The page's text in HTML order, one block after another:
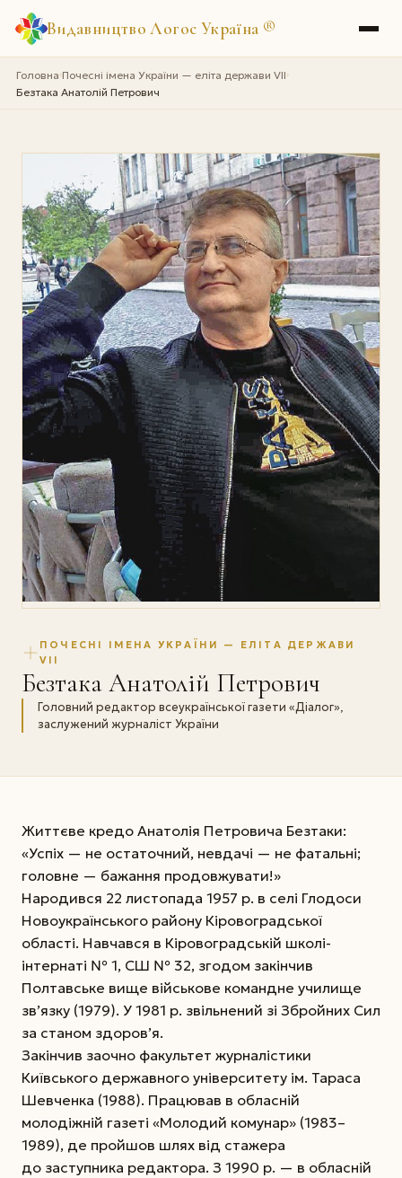
Видавництво Логос Україна ®
Головна›Почесні імена України — еліта держави VII›
Безтака Анатолій Петрович
ПОЧЕСНІ ІМЕНА УКРАЇНИ — ЕЛІТА ДЕРЖАВИ
VII
Безтака Анатолій Петрович
Головний редактор всеукраїнської газети «Діалог»,
заслужений журналіст України
Життєве кредо Анатолія Петровича Безтаки:
«Успіх — не остаточний, невдачі — не фатальні;
головне — бажання продовжувати!»
Народився 22 листопада 1957 р. в селі Глодоси
Новоукраїнського району Кіровоградської
області. Навчався в Кіровоградській школі-
інтернаті № 1, СШ № 32, згодом закінчив
Полтавське вище військове командне училище
зв’язку (1979). У 1981 р. звільнений зі Збройних Сил
за станом здоров’я.
Закінчив заочно факультет журналістики
Київського державного університету ім. Тараса
Шевченка (1988). Працював в обласній
молодіжній газеті «Молодий комунар» (1983–
1989), де пройшов шлях від стажера
до заступника редактора. З 1990 р. — в обласній